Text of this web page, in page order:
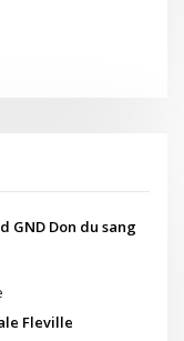
GND Don du sang
Fleville